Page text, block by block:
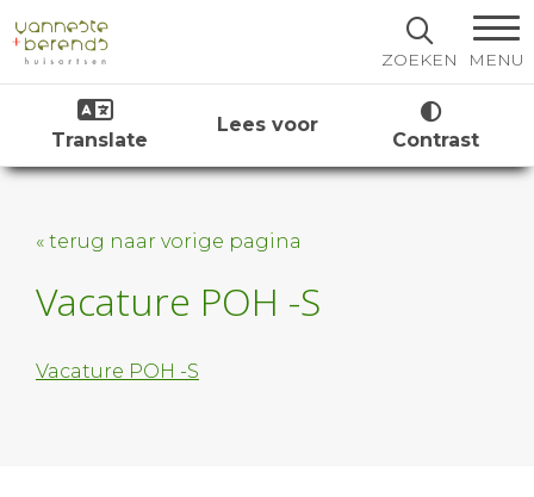
ZOEKEN MENU
Translate
Lees voor
Contrast
« terug naar vorige pagina
Vacature POH -S
Vacature POH -S